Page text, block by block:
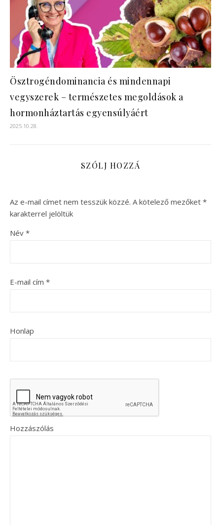
Ösztrogéndominancia és mindennapi
vegyszerek – természetes megoldások a
hormonháztartás egyensúlyáért
2025.10.28.
SZÓLJ HOZZÁ
Az e-mail címet nem tesszük közzé. A kötelező mezőket *
karakterrel jelöltük
Név *
E-mail cím *
Honlap
Hozzászólás